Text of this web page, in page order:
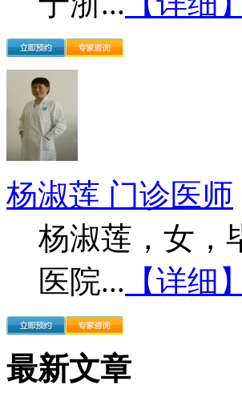
杨淑莲 门诊医师
杨淑莲，女，
医院... 【详细】
最新文章